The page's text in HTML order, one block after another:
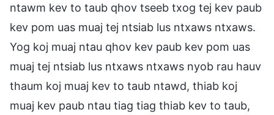
ntawm kev to taub qhov tseeb txog tej kev paub
kev pom uas muaj tej ntsiab lus ntxaws ntxaws.
Yog koj muaj ntau qhov kev paub kev pom uas
muaj tej ntsiab lus ntxaws ntxaws nyob rau hauv
thaum koj muaj kev to taub ntawd, thiab koj
muaj kev paub ntau tiag tiag thiab kev to taub,